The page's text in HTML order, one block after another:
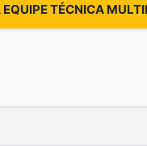
TÉCNICA